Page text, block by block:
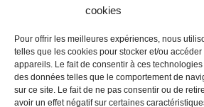
cookies
Pour offrir les meilleures expériences, nous
telles que les cookies pour stocker et/ou
appareils. Le fait de consentir à ces
des données telles que le comportement de
sur ce site. Le fait de ne pas consentir ou de
avoir un effet négatif sur certaines
Imagerie
Alimentation